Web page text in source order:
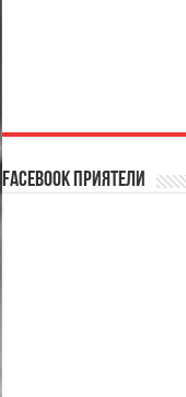
Facebook Приятели